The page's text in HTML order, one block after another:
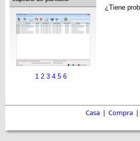
1 2 3 4 5 6
¿Tiene
Casa | Compra |